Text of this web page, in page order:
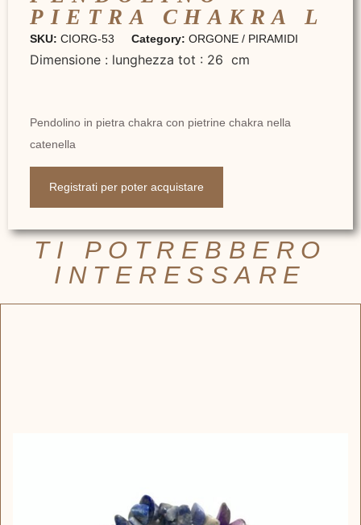
PIETRA CHAKRA L
SKU: CIORG-53 Category: ORGONE / PIRAMIDI
Dimensione : lunghezza tot : 26 cm
Pendolino in pietra chakra con pietrine chakra nella
catenella
Registrati per poter acquistare
TI POTREBBERO
INTERESSARE